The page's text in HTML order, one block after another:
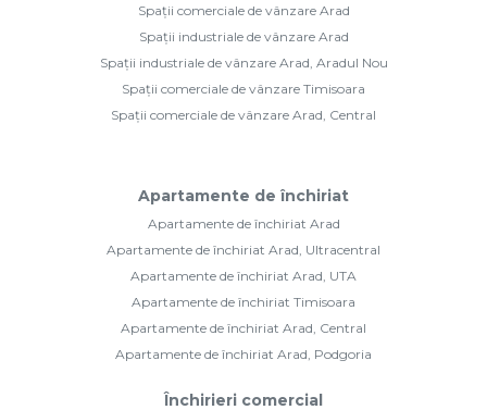
Spații comerciale de vânzare Arad
Spații industriale de vânzare Arad
Spații industriale de vânzare Arad, Aradul Nou
Spații comerciale de vânzare Timisoara
Spații comerciale de vânzare Arad, Central
Apartamente de închiriat
Apartamente de închiriat Arad
Apartamente de închiriat Arad, Ultracentral
Apartamente de închiriat Arad, UTA
Apartamente de închiriat Timisoara
Apartamente de închiriat Arad, Central
Apartamente de închiriat Arad, Podgoria
Închirieri comercial